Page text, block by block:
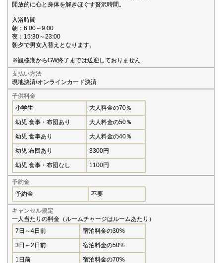
開放的に心と身体を解きほぐす贅沢時間。
入浴時間
朝：6:00～9:00
夜：15:30～23:00
朝夕で男女入替えとなります。
※観桜期からGW終了までは送迎しておりません
支払い方法
現地決済/オンラインカード決済
子供料金
小学生
大人料金の70％
幼児:食事・布団あり 大人料金の50％
幼児:食事あり 大人料金の40％
幼児:布団あり 3300円
幼児:食事・布団なし 1100円
予約金
予約金
不要
キャンセル規定
一人当たりの料金（ルームチャージはルームあたり）
7日～4日前
宿泊料金の30%
3日～2日前 宿泊料金の50%
1日前 宿泊料金の70%